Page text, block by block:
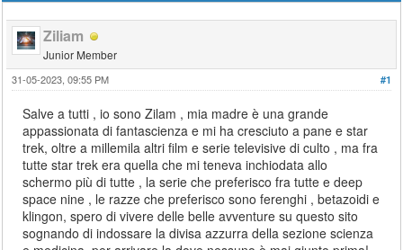
Ziliam
Junior Member
#1
31-05-2023, 09:55 PM
Salve a tutti , io sono Zilam , mia madre è una grande
appassionata di fantascienza e mi ha cresciuto a pane e star
trek, oltre a millemila altri film e serie televisive di culto , ma fra
tutte star trek era quella che mi teneva inchiodata allo
schermo più di tutte , la serie che preferisco fra tutte e deep
space nine , le razze che preferisco sono ferenghi , betazoidi e
klingon, spero di vivere delle belle avventure su questo sito
sognando di indossare la divisa azzurra della sezione scienza